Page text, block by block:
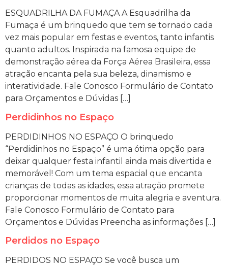
ESQUADRILHA DA FUMAÇA A Esquadrilha da
Fumaça é um brinquedo que tem se tornado cada
vez mais popular em festas e eventos, tanto infantis
quanto adultos. Inspirada na famosa equipe de
demonstração aérea da Força Aérea Brasileira, essa
atração encanta pela sua beleza, dinamismo e
interatividade. Fale Conosco Formulário de Contato
para Orçamentos e Dúvidas […]
Perdidinhos no Espaço
PERDIDINHOS NO ESPAÇO O brinquedo
“Perdidinhos no Espaço” é uma ótima opção para
deixar qualquer festa infantil ainda mais divertida e
memorável! Com um tema espacial que encanta
crianças de todas as idades, essa atração promete
proporcionar momentos de muita alegria e aventura.
Fale Conosco Formulário de Contato para
Orçamentos e Dúvidas Preencha as informações […]
Perdidos no Espaço
PERDIDOS NO ESPAÇO Se você busca um